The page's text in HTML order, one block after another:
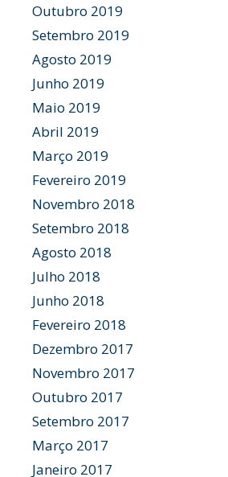
Outubro 2019
Setembro 2019
Agosto 2019
Junho 2019
Maio 2019
Abril 2019
Março 2019
Fevereiro 2019
Novembro 2018
Setembro 2018
Agosto 2018
Julho 2018
Junho 2018
Fevereiro 2018
Dezembro 2017
Novembro 2017
Outubro 2017
Setembro 2017
Março 2017
Janeiro 2017